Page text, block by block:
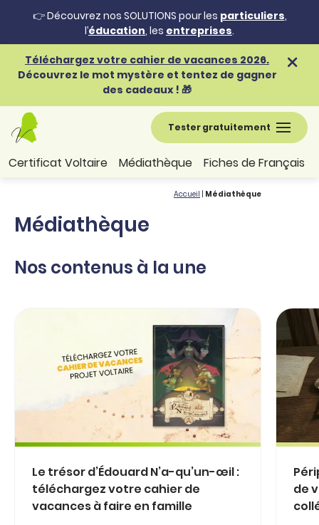
👉 Découvrez nos SOLUTIONS pour les particuliers,
l’éducation, les entreprises.
Téléchargez votre cahier de vacances 2026.
Découvrez le mot mystère et tentez de gagner
des cadeaux ! 🎁
Tester gratuitement
Certificat Voltaire Médiathèque Fiches de Français
Accueil Médiathèque
Médiathèque
Nos contenus à la une
Le trésor d’Édouard N’a-qu’un-œil :
téléchargez votre cahier de
vacances à faire en famille
de